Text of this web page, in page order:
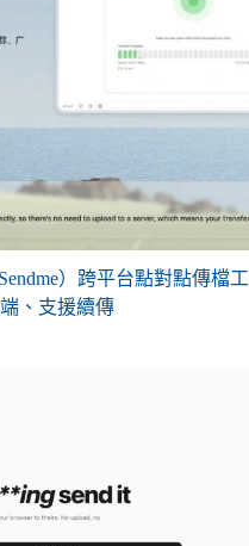
）跨平台點對點傳檔工
、支援續傳